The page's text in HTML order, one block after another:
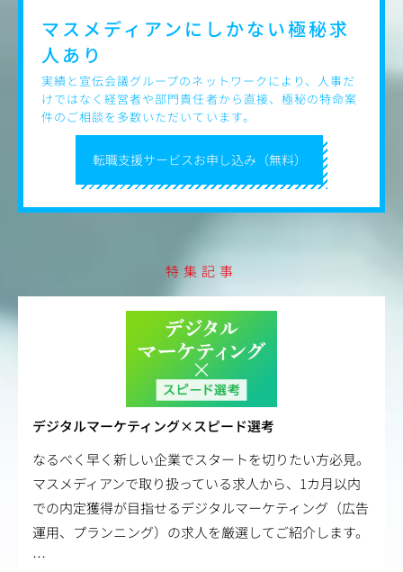
【キャリアプラン】
広告事業のプロフェッショナルを目指すという一つのスペ
シャリストキャリアや、
イベント事業領域やHR領域の営業など、将来的に幅広いキ
ャリアパスが可能
（異動・出向によるキャリア形成、グループ内外において
転職支援サービスお申し込み（無料）
マスメディアンにしかない極秘求
人あり
実績と宣伝会議グループのネットワークにより、人事だ
けではなく経営者や部門責任者から直接、極秘の特命案
件のご相談を多数いただいています。
特集記事
デジタルマーケティング×スピード選考
なるべく早く新しい企業でスタートを切りたい方必見。
マスメディアンで取り扱っている求人から、1カ月以内
での内定獲得が目指せるデジタルマーケティング（広告
運用、プランニング）の求人を厳選してご紹介します。
…